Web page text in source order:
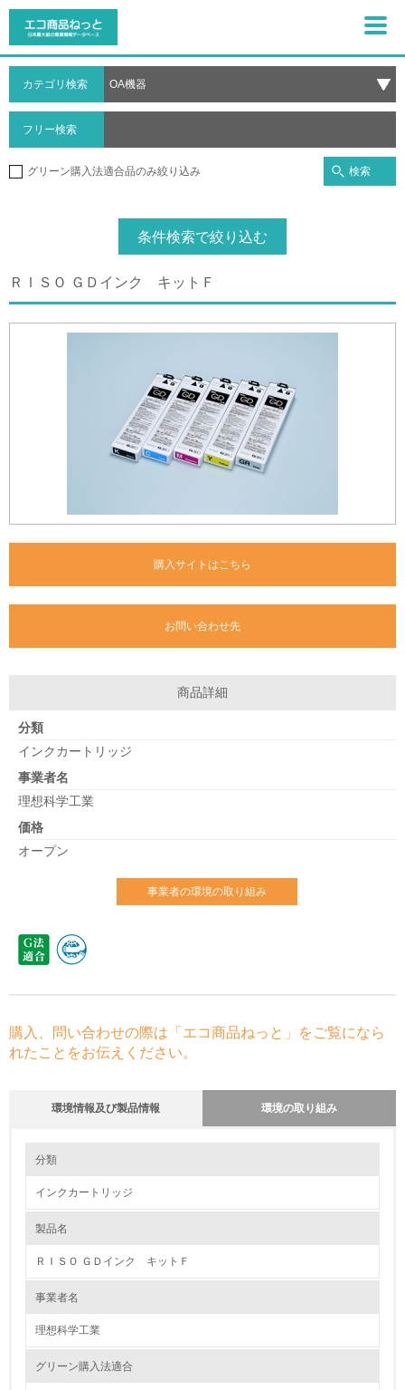
カテゴリ検索
フリー検索
グリーン購入法適合品のみ絞り込み 検索
条件検索で絞り込む
ＲＩＳＯ ＧＤインク キットＦ
購入サイトはこちら
お問い合わせ先
商品詳細
分類
インクカートリッジ
事業者名
理想科学工業
価格
オープン
事業者の環境の取り組み
購入、問い合わせの際は「エコ商品ねっと」をご覧になら
れたことをお伝えください。
環境情報及び製品情報 環境の取り組み
1.環境取り組み体制
分類
インクカートリッジ
製品名
ＲＩＳＯ ＧＤインク キットＦ
事業者名
理想科学工業
グリーン購入法適合